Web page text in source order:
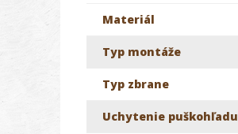
Materiál
Typ montáže
Typ zbrane
Uchytenie puškohľadu